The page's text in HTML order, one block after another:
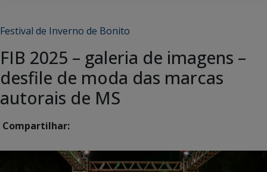
Festival de Inverno de Bonito
FIB 2025 – galeria de imagens –
desfile de moda das marcas
autorais de MS
Compartilhar: